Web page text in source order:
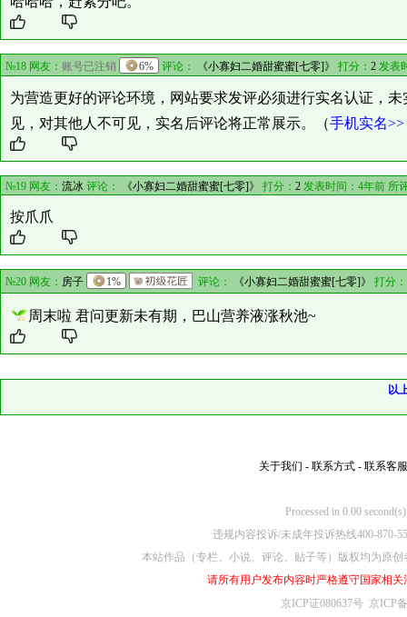
№18 网友： 账号已注销 6% 评论： 《小寡妇二婚甜蜜蜜[七零]》 打分： 2 发表
为营造更好的评论环境，网站要求发评必须进行实名认证，
见，对其他人不可见，实名后评论将正常展示。（手机实名>>
№19 网友： 流冰 评论： 《小寡妇二婚甜蜜蜜[七零]》 打分： 2 发表时间：4年前 所
按爪爪
№20 网友： 房子 1% 评论： 《小寡妇二婚甜蜜蜜[七零]》 打分：
周末啦 君问更新未有期，巴山营养液涨秋池~
以
关于我们 - 联系方式 - 联系客服
Processed in 0.00
违规内容投诉/未成年投诉热线400-870-
本站作品（专栏、小说、评论、贴子等）版权均为原
请所有用户发布内容时严格遵守国家相
京ICP证080637号 京ICP